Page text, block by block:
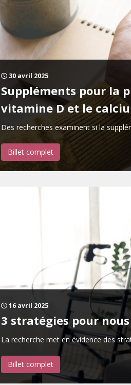
30 avril 2025
Suppléments pour la
vitamine D et le
Des recherches examinent si la
Billet complet
16 avril 2025
3 stratégies pour
La recherche met en évidence des
Billet complet